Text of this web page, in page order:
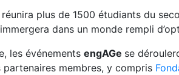
réunira plus de 1500 étudiants du
dans un monde rempli
les événements engAGe se
membres, y compris